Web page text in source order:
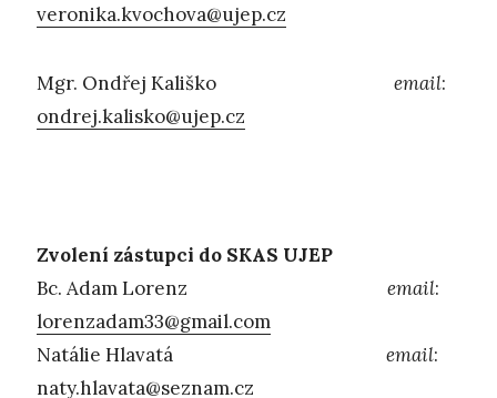
veronika.kvochova@ujep.cz
Mgr. Ondřej Kališko email:
ondrej.kalisko@ujep.cz
Zvolení zástupci do SKAS UJEP
Bc. Adam Lorenz email:
lorenzadam33@gmail.com
Natálie Hlavatá email:
naty.hlavata@seznam.cz